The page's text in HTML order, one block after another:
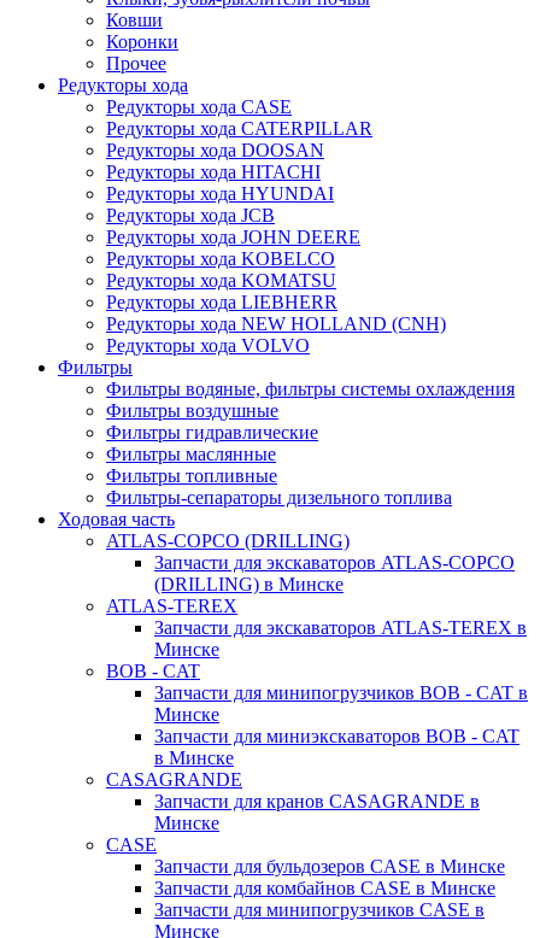
Ковши
Коронки
Прочее
Редукторы хода
Редукторы хода CASE
Редукторы хода CATERPILLAR
Редукторы хода DOOSAN
Редукторы хода HITACHI
Редукторы хода HYUNDAI
Редукторы хода JCB
Редукторы хода JOHN DEERE
Редукторы хода KOBELCO
Редукторы хода KOMATSU
Редукторы хода LIEBHERR
Редукторы хода NEW HOLLAND (CNH)
Редукторы хода VOLVO
Фильтры
Фильтры водяные, фильтры системы охлаждения
Фильтры воздушные
Фильтры гидравлические
Фильтры маслянные
Фильтры топливные
Фильтры-сепараторы дизельного топлива
Ходовая часть
ATLAS-COPCO (DRILLING)
Запчасти для экскаваторов ATLAS-COPCO
(DRILLING) в Минске
ATLAS-TEREX
Запчасти для экскаваторов ATLAS-TEREX в
Минске
BOB - CAT
Запчасти для минипогрузчиков BOB - CAT в
Минске
Запчасти для миниэкскаваторов BOB - CAT
в Минске
CASAGRANDE
Запчасти для кранов CASAGRANDE в
Минске
CASE
Запчасти для бульдозеров CASE в Минске
Запчасти для комбайнов CASE в Минске
Запчасти для минипогрузчиков CASE в
Минске